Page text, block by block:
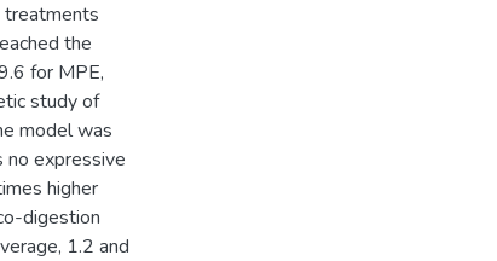
treatments
the
for MPE,
study of
model was
expressive
higher
digestion
1.2 and